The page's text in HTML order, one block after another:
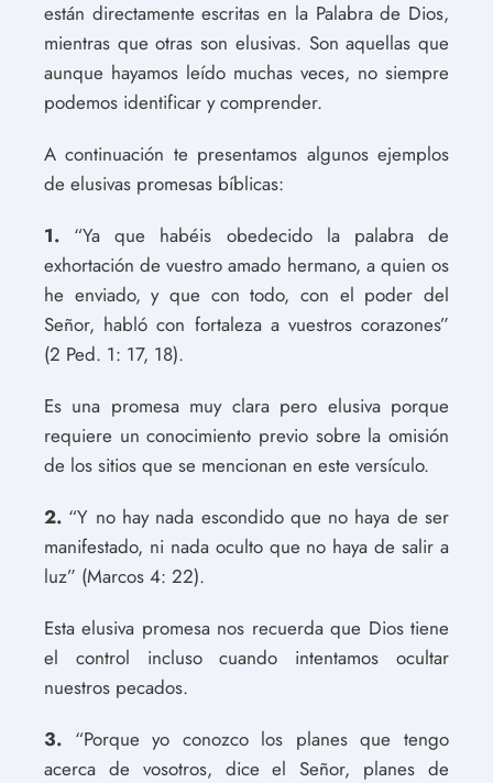
están directamente escritas en la Palabra de Dios,
mientras que otras son elusivas. Son aquellas que
aunque hayamos leído muchas veces, no siempre
podemos identificar y comprender.
A continuación te presentamos algunos ejemplos
de elusivas promesas bíblicas:
1. “Ya que habéis obedecido la palabra de
exhortación de vuestro amado hermano, a quien os
he enviado, y que con todo, con el poder del
Señor, habló con fortaleza a vuestros corazones”
(2 Ped. 1: 17, 18).
Es una promesa muy clara pero elusiva porque
requiere un conocimiento previo sobre la omisión
de los sitios que se mencionan en este versículo.
2. “Y no hay nada escondido que no haya de ser
manifestado, ni nada oculto que no haya de salir a
luz” (Marcos 4: 22).
Esta elusiva promesa nos recuerda que Dios tiene
el control incluso cuando intentamos ocultar
nuestros pecados.
3. “Porque yo conozco los planes que tengo
acerca de vosotros, dice el Señor, planes de